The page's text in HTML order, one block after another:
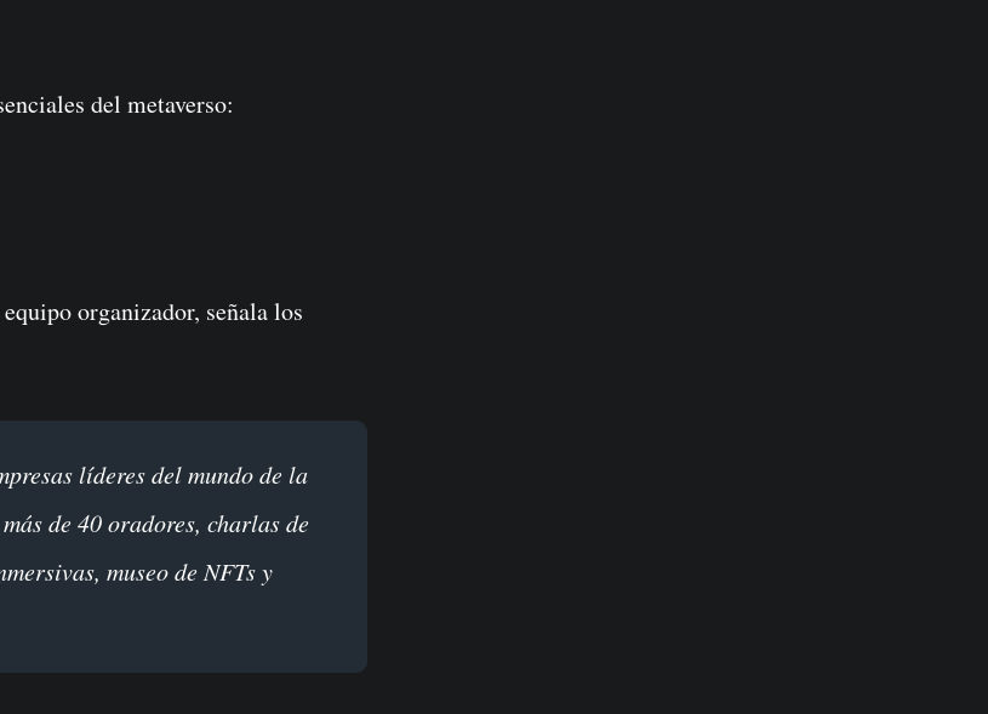
del metaverso:
organizador, señala los
de 40 oradores, charlas de
museo de NFTs y